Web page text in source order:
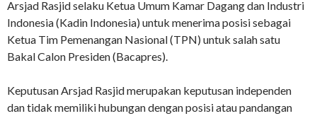
Arsjad Rasjid selaku Ketua Umum Kamar Dagang dan Industri
Indonesia (Kadin Indonesia) untuk menerima posisi sebagai
Ketua Tim Pemenangan Nasional (TPN) untuk salah satu
Bakal Calon Presiden (Bacapres).
Keputusan Arsjad Rasjid merupakan keputusan independen
dan tidak memiliki hubungan dengan posisi atau pandangan